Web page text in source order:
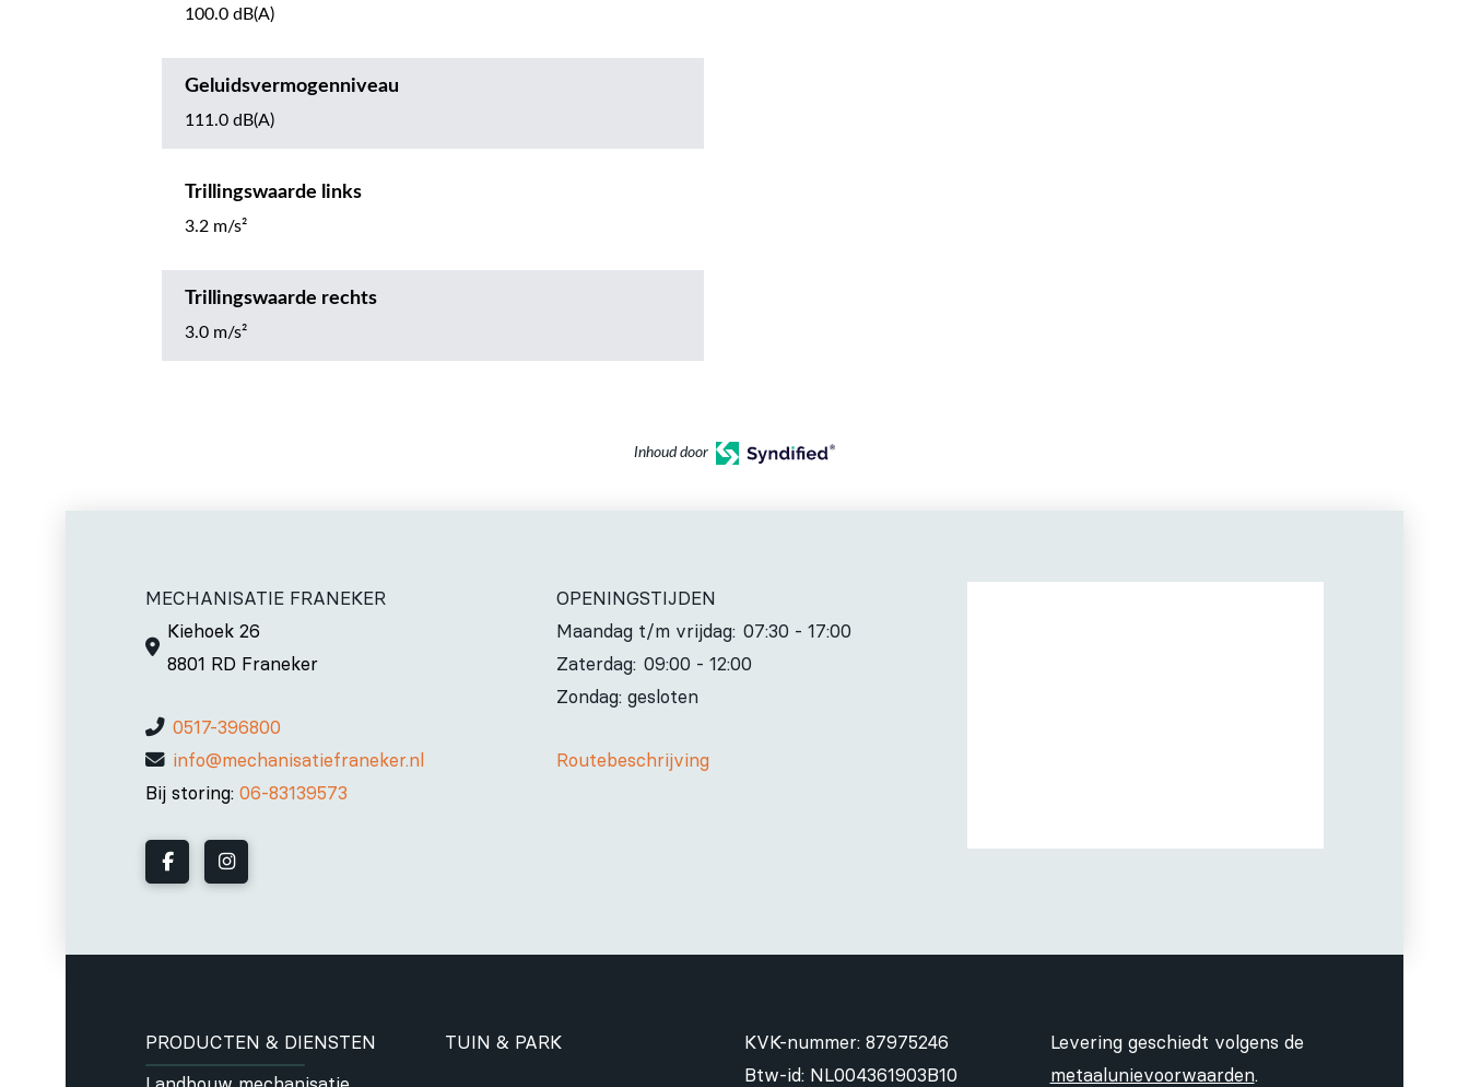
100.0 dB(A)
Geluidsvermogenniveau
111.0 dB(A)
Trillingswaarde links
3.2 m/s²
Trillingswaarde rechts
3.0 m/s²
Inhoud door
MECHANISATIE FRANEKER
Kiehoek 26
8801 RD Franeker
0517-396800
info@mechanisatiefraneker.nl
Bij storing:06-83139573
OPENINGSTIJDEN
Maandag t/m vrijdag: 07:30 - 17:00
Zaterdag: 09:00 - 12:00
Zondag: gesloten
Routebeschrijving
PRODUCTEN & DIENSTEN
TUIN & PARK
KVK-nummer: 87975246
Btw-id: NL004361903B10
Levering geschiedt volgens de
metaalunievoorwaarden.